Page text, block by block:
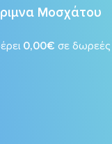
Μοσχάτου
0,00€ σε δωρεές